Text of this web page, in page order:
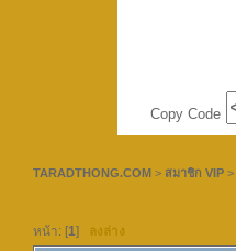
Copy Code
TARADTHONG.COM > สมาชิก VIP >
หน้า: [1] ลงล่าง